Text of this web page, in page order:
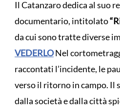
Il Catanzaro dedica al suo
documentario, intitolato
da cui sono tratte diverse
VEDERLONel
raccontati l’incidente, le
verso il ritorno in campo. Il
dalla società e dalla città